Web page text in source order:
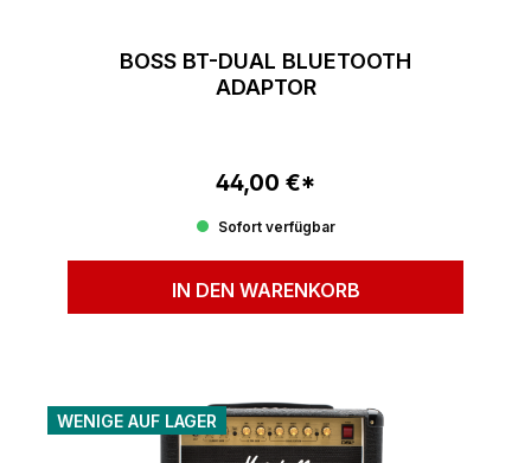
BOSS BT-DUAL BLUETOOTH
ADAPTOR
Regulärer Preis:
44,00 €*
Sofort verfügbar
IN DEN WARENKORB
WENIGE AUF LAGER